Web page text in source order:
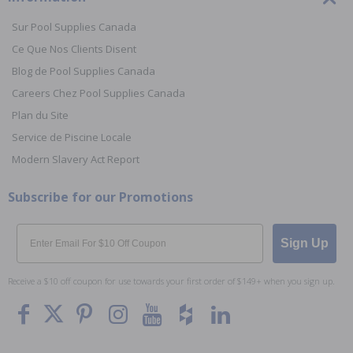
Sur Pool Supplies Canada
Ce Que Nos Clients Disent
Blog de Pool Supplies Canada
Careers Chez Pool Supplies Canada
Plan du Site
Service de Piscine Locale
Modern Slavery Act Report
Subscribe for our Promotions
Email
Sign Up
Receive a $10 off coupon for use towards your first order of $149+ when you sign up.